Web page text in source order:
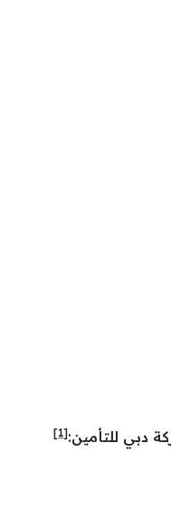
دبي للتأمين:[1]